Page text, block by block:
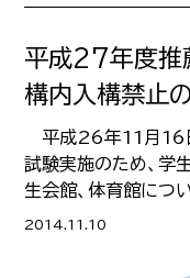
平成27年度推
構内入構禁止の
平成26年11月16
試験実施のため、学
生会館、体育館につ
2014.11.10